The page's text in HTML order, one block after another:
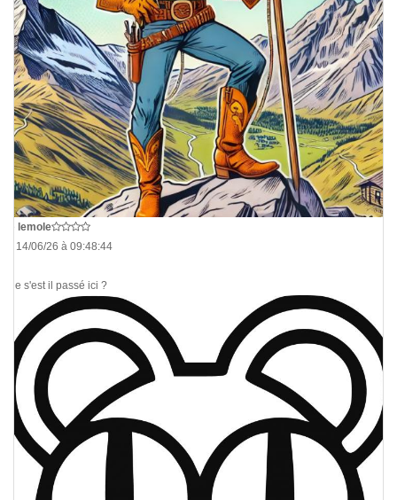
lemole
Le 14/06/26 à 09:48:44
Que s'est il passé ici ?